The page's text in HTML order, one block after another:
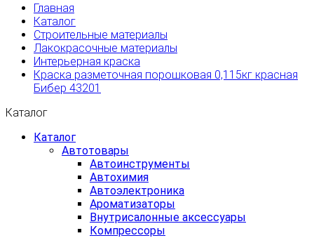
Главная
Каталог
Строительные материалы
Лакокрасочные материалы
Интерьерная краска
Краска разметочная порошковая 0,115кг красная
Бибер 43201
Каталог
Каталог
Автотовары
Автоинструменты
Автохимия
Автоэлектроника
Ароматизаторы
Внутрисалонные аксессуары
Компрессоры